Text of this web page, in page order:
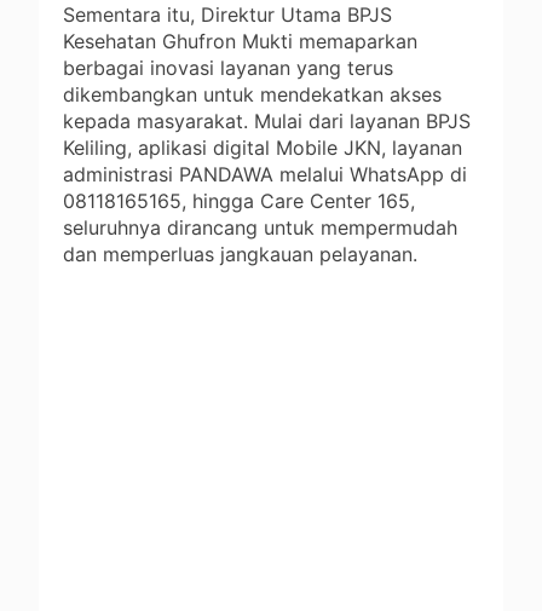
Sementara itu, Direktur Utama BPJS
Kesehatan Ghufron Mukti memaparkan
berbagai inovasi layanan yang terus
dikembangkan untuk mendekatkan akses
kepada masyarakat. Mulai dari layanan BPJS
Keliling, aplikasi digital Mobile JKN, layanan
administrasi PANDAWA melalui WhatsApp di
08118165165, hingga Care Center 165,
seluruhnya dirancang untuk mempermudah
dan memperluas jangkauan pelayanan.